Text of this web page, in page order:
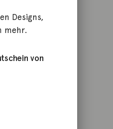
Designs,
mehr.
von